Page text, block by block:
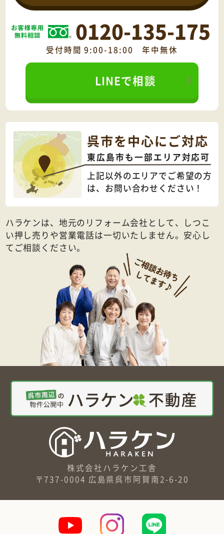
0120-135-175
受付時間 9:00-18:00 年中無休
LINEで相談
呉市を中心にご対応
東広島市も一部エリア対応可
上記以外のエリアでご希望の方
は、 お問い合わせください！
ハラケンは、地元のリフォーム会社として、しつこ
い押し売りや営業電話は一切いたしません。安心し
てご相談ください。
株式会社ハラケン工舎
〒737-0004 広島県呉市阿賀南2-6-20